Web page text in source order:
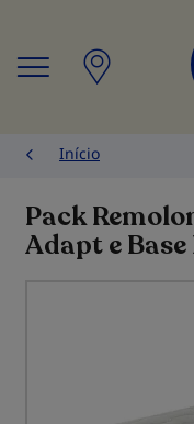
Início
Pack
Adapt e Base